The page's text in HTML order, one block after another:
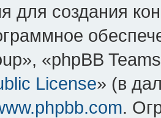
для создания
«phpBB
License» (в
.